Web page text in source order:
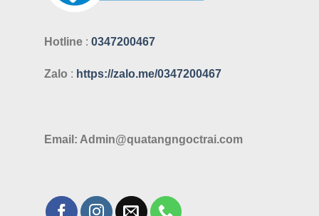
Hotline : 0347200467
Zalo : https://zalo.me/0347200467
Email: Admin@quatangngoctrai.com